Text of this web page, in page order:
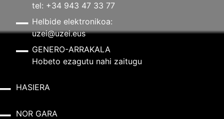
tel: +34 943 47 33 77
Helbide elektronikoa:
uzei@uzei.eus
GENERO-ARRAKALA
Hobeto ezagutu nahi zaitugu
HASIERA
NOR GARA